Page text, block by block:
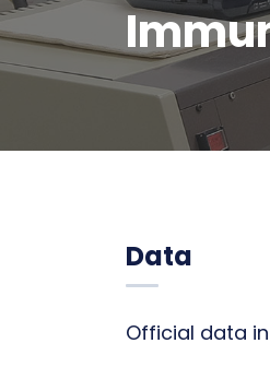
Data
Official data